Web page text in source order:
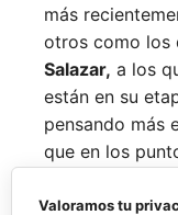
más
otros como los
Salazar, a los
están en su
pensando más
que en los
No por ello
Valoramos tu